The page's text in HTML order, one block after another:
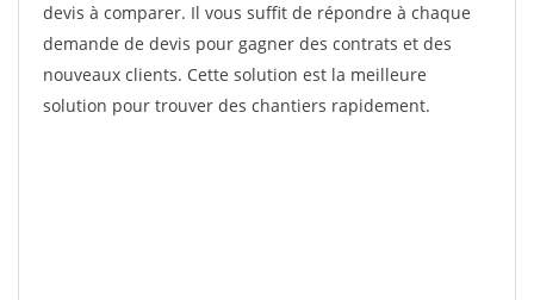
devis à comparer. Il vous suffit de répondre à chaque
demande de devis pour gagner des contrats et des
nouveaux clients. Cette solution est la meilleure
solution pour trouver des chantiers rapidement.